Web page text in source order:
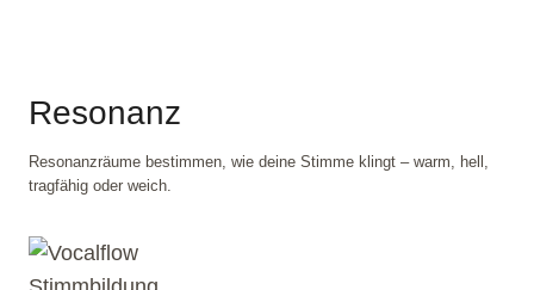
Resonanz
Resonanzräume bestimmen, wie deine Stimme klingt – warm, hell,
tragfähig oder weich.